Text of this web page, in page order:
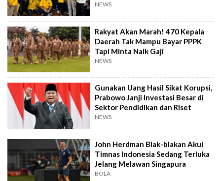
NEWS
Rakyat Akan Marah! 470 Kepala
Daerah Tak Mampu Bayar PPPK
Tapi Minta Naik Gaji
NEWS
Gunakan Uang Hasil Sikat Korupsi,
Prabowo Janji Investasi Besar di
Sektor Pendidikan dan Riset
NEWS
John Herdman Blak-blakan Akui
Timnas Indonesia Sedang Terluka
Jelang Melawan Singapura
BOLA